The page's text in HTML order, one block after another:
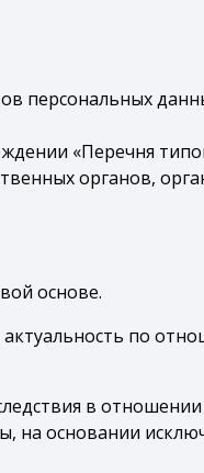
персональных
«Перечня
органов,
основе.
актуальность по
в отношении
на основании